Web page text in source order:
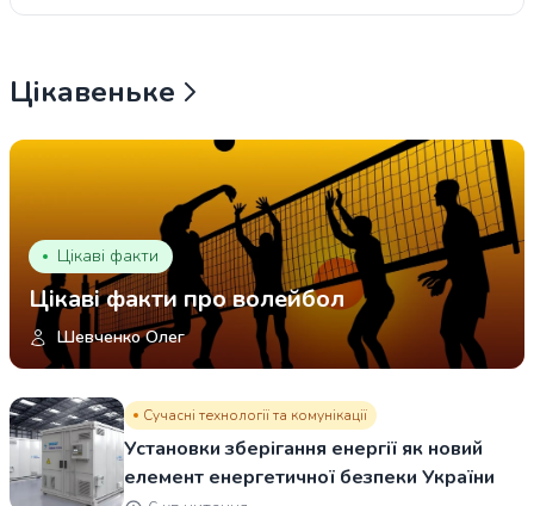
Цікавеньке
Цікаві факти
Цікаві факти про волейбол
Шевченко Олег
Сучасні технології та комунікації
Установки зберігання енергії як новий
елемент енергетичної безпеки України